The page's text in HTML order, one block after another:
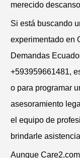
merecido
Si está buscando
experimentado en
Demandas
+593959661481,
o para programar
asesoramiento
el equipo de
brindarle
Aunque